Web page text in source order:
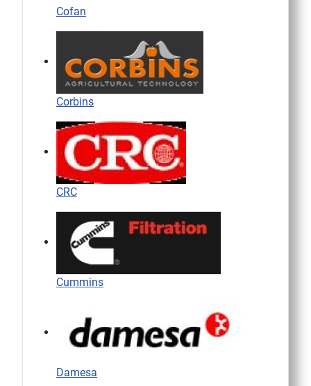
Cofan
Corbins
CRC
Cummins
Damesa